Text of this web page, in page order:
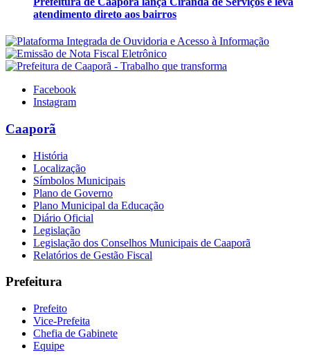
atendimento direto aos bairros
Facebook
Instagram
Caaporã
História
Localização
Símbolos Municipais
Plano de Governo
Plano Municipal da Educação
Diário Oficial
Legislação
Legislação dos Conselhos Municipais de Caaporã
Relatórios de Gestão Fiscal
Prefeitura
Prefeito
Vice-Prefeita
Chefia de Gabinete
Equipe